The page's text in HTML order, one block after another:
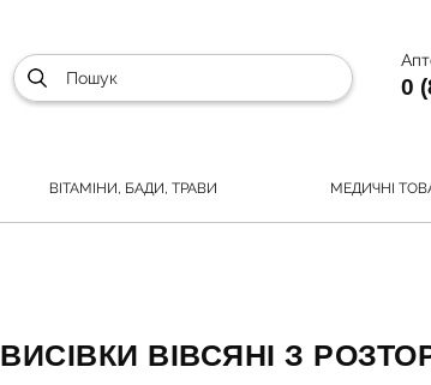
0
ВІТАМІНИ, БАДИ, ТРАВИ МЕДИЧНІ
ВИСІВКИ ВІВСЯНІ З